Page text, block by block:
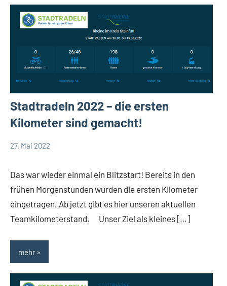
Stadtradeln 2022 – die ersten
Kilometer sind gemacht!
27. Mai 2022
Das war wieder einmal ein Blitzstart! Bereits in den
frühen Morgenstunden wurden die ersten Kilometer
eingetragen. Ab jetzt gibt es hier unseren aktuellen
Teamkilometerstand. Unser Ziel als kleines […]
mehr